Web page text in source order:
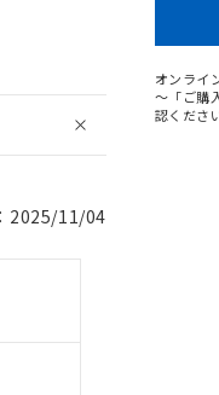
2025/11/04
オンライ
～「ご購
認くださ